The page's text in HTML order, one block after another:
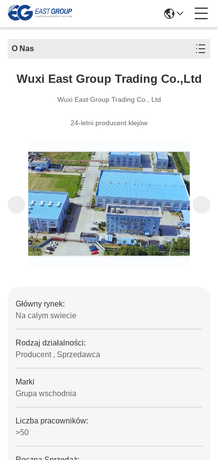
O Nas
Wuxi East Group Trading Co.,Ltd
Wuxi East Group Trading Co., Ltd
24-letni producent klejów
Główny rynek:
Na calym swiecie
Rodzaj działalności:
Producent , Sprzedawca
Marki
Grupa wschodnia
Liczba pracowników:
>50